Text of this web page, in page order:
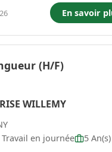
et
de
visuel sur...
En savoir
(H/F)
WILLEMY
en journée
5 An(s)